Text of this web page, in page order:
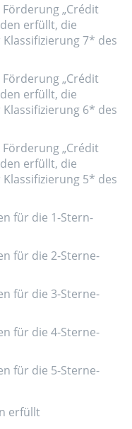
„Crédit
erfüllt, die
7* des
„Crédit
erfüllt, die
6* des
„Crédit
erfüllt, die
5* des
für die 1-Stern-
für die 2-Sterne-
für die 3-Sterne-
für die 4-Sterne-
für die 5-Sterne-
erfüllt